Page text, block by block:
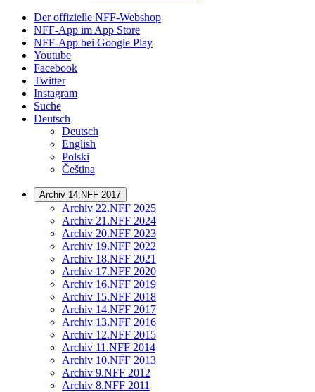
Der offizielle NFF-Webshop
NFF-App im App Store
NFF-App bei Google Play
Youtube
Facebook
Twitter
Instagram
Suche
Deutsch
Deutsch
English
Polski
Čeština
Archiv 14.NFF 2017
Archiv 22.NFF 2025
Archiv 21.NFF 2024
Archiv 20.NFF 2023
Archiv 19.NFF 2022
Archiv 18.NFF 2021
Archiv 17.NFF 2020
Archiv 16.NFF 2019
Archiv 15.NFF 2018
Archiv 14.NFF 2017
Archiv 13.NFF 2016
Archiv 12.NFF 2015
Archiv 11.NFF 2014
Archiv 10.NFF 2013
Archiv 9.NFF 2012
Archiv 8.NFF 2011